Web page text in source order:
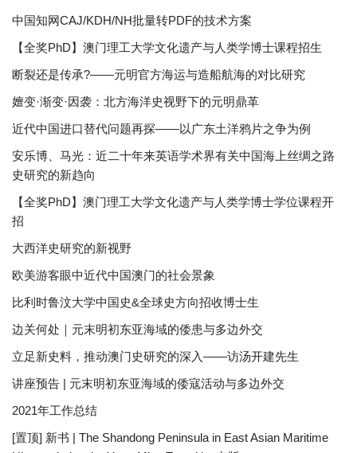
中国知网CAJ/KDH/NH批量转PDF的技术方案
【全奖PhD】澳门理工大学文化遗产与人类学博士课程招生
断裂还是传承?——元明官方海运与造船航海的对比研究
嬗变·渐变·因袭：北方海洋史视野下的元明鼎革
近代中国进口替代问题再探——以广东土洋鸦片之争为例
安乐博、马光：近二十年来英语学术界有关中国海上丝绸之路
史研究的新趋向
【全奖PhD】澳门理工大学文化遗产与人类学博士学位课程开
招
大西洋史研究的新视野
欧美游客眼中近代中国澳门的社会景象
比利时鲁汶大学中国史&全球史方向招收博士生
边关何处｜元末明初东亚海域的倭患与多边外交
立足新史料，推动澳门史研究的深入——访汤开建先生
讲座预告 | 元末明初东亚海域的倭寇活动与多边外交
2021年工作总结
[置顶] 新书 | The Shandong Peninsula in East Asian Maritime